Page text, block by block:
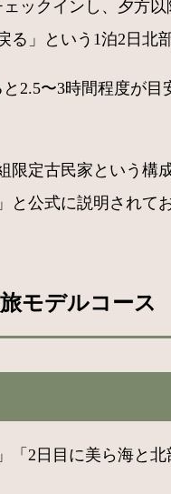
ックインし、夕方
」という1泊2日北
2.5〜3時間程度が
定古民家という構
公式に説明されて
モデルコース
2日目に美ら海と